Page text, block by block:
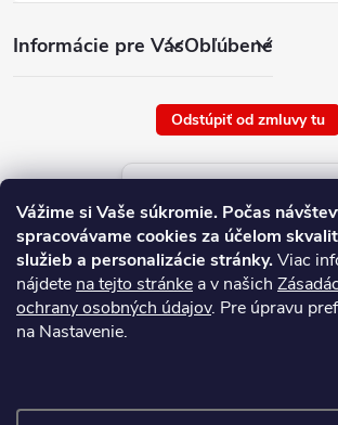
Vážime si Vaše súkromie. Počas
spracovávame cookies za účelom
služieb a personalizácie stránky.Viac
nájdete na tejto stránke a v našich
ochrany osobných údajov. Pre úpravu
na Nastavenie.
Informácie pre VásObľúbené
Odstúpiť od zmluvy tu
Aktuálne ceny tovaru
platné od : 6/8/2026